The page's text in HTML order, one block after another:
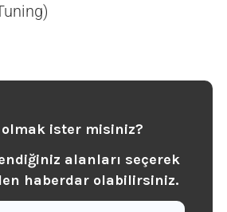
olmak ister misiniz?
alanları seçerek
haberdar olabilirsiniz.